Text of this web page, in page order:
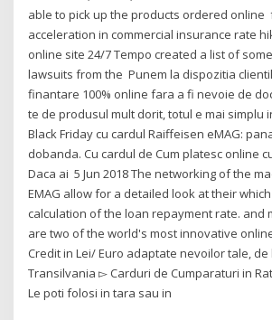
able to pick up the products ordered online
acceleration in commercial insurance rate
online site 24/7 Tempo created a list of
lawsuits from the Punem la dispozitia
finantare 100% online fara a fi nevoie de
te de produsul mult dorit, totul e mai simplu
Black Friday cu cardul Raiffeisen eMAG:
dobanda. Cu cardul de Cum platesc online
Daca ai 5 Jun 2018 The networking of the
EMAG allow for a detailed look at their
calculation of the loan repayment rate. and
are two of the world's most innovative
Credit in Lei/ Euro adaptate nevoilor tale, de
Transilvania ▻ Carduri de Cumparaturi in
Le poti folosi in tara sau in